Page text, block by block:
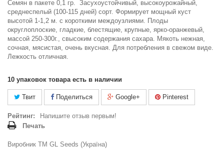
Семян в пакете 0,1 гр. Засухоустойчивый, высокоурожайный,
среднеспелый (100-115 дней) сорт. Формирует мощный куст
высотой 1-1,2 м. с короткими междоузлиями. Плоды
округлоплоские, гладкие, блестящие, крупные, ярко-оранжевый,
массой 250-300г., свысоким содержания сахара. Мякоть нежная,
сочная, мясистая, очень вкусная. Для потребления в свежом виде.
Лежкость отличная.
10 упаковок товара есть в наличии
Твит Поделиться Google+ Pinterest
Рейтинг:
Напишите отзыв первым!
Печать
Виробник ТМ GL Seeds (Україна)